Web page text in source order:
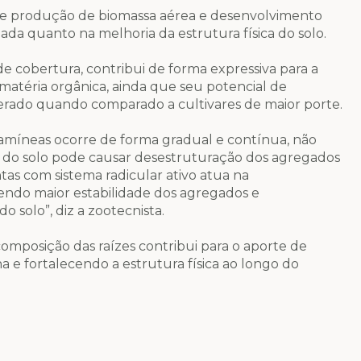
produção de biomassa aérea e desenvolvimento
quanto na melhoria da estrutura física do solo.
cobertura, contribui de forma expressiva para a
orgânica, ainda que seu potencial de
quando comparado a cultivares de maior porte.
ocorre de forma gradual e contínua, não
solo pode causar desestruturação dos agregados
com sistema radicular ativo atua na
maior estabilidade dos agregados e
solo”, diz a zootecnista.
das raízes contribui para o aporte de
e fortalecendo a estrutura física ao longo do